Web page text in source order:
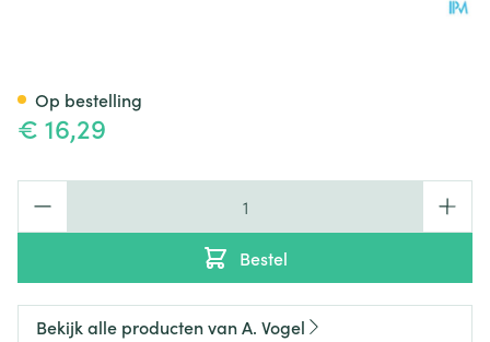
€ 16,29
Bestel
Op bestelling
Bekijk alle producten van A. Vogel